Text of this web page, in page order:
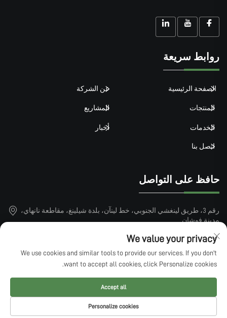
روابط سريعة
الصفحة الرئيسية عن الشركة
المنتجات المشاريع
الخدمات أخبار
اتصل بنا
حافظ على التواصل
رقم 3، طريق لينغشي الجنوبي، خط لينآن، بلدة شيلينغ، مقاطعة نانهاي،
مدينة فوشان
+86-15913101899
حقوق النشر © 2025 بواسطة QINGDAO LUCKIN SPORTS FACTILITIES
CO.,LTD —
سياسة الخصوصية
We value your privacy
We use cookies and similar tools to provide our services. If you don't
want to accept all cookies, click Personalize cookies.
Personalize cookies
Accept all